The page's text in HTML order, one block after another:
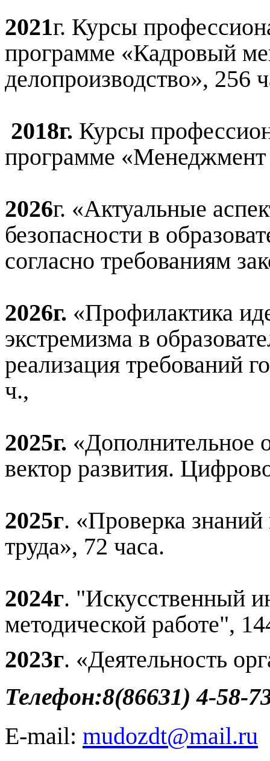
2021г. Курсы
программе «Кадровый
делопроизводство», 256
2018г. Курсы
программе «Менеджмент
2026г. «Актуальные
безопасности в
согласно требованиям
2026г. «Профилактика
экстремизма в
реализация требований
ч.,
2025г. «Дополнительное
вектор развития.
2025г. «Проверка
труда», 72 часа.
2024г. "Искусственный
методической работе",
2023г. «Деятельность
Телефон:8(86631) 4-58-
E-mail: mudozdt@mail.ru